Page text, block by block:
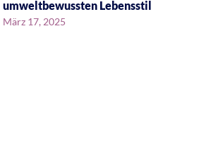
umweltbewussten Lebensstil
März 17, 2025